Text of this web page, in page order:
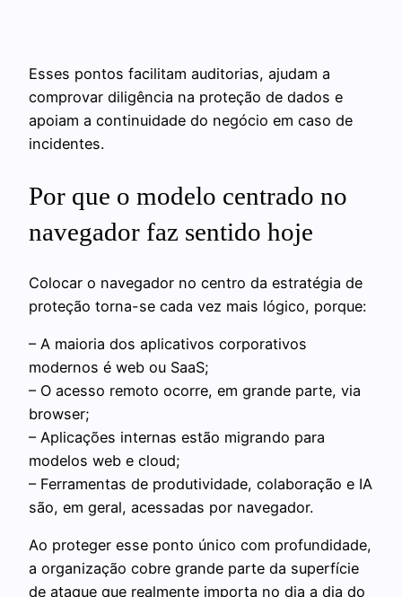
Esses pontos facilitam auditorias, ajudam a
comprovar diligência na proteção de dados e
apoiam a continuidade do negócio em caso de
incidentes.
Por que o modelo centrado no
navegador faz sentido hoje
Colocar o navegador no centro da estratégia de
proteção torna-se cada vez mais lógico, porque:
– A maioria dos aplicativos corporativos
modernos é web ou SaaS;
– O acesso remoto ocorre, em grande parte, via
browser;
– Aplicações internas estão migrando para
modelos web e cloud;
– Ferramentas de produtividade, colaboração e IA
são, em geral, acessadas por navegador.
Ao proteger esse ponto único com profundidade,
a organização cobre grande parte da superfície
de ataque que realmente importa no dia a dia do